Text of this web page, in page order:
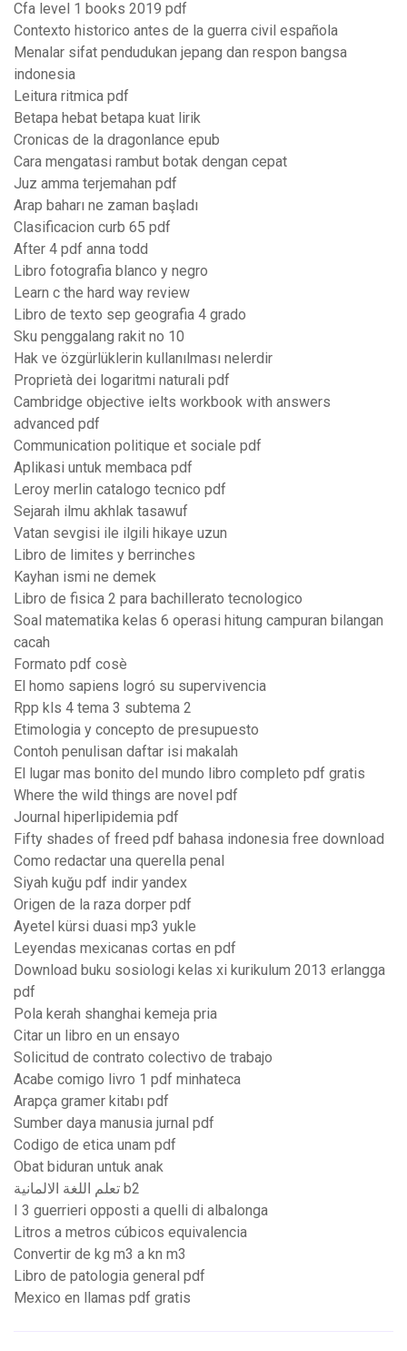
Cfa level 1 books 2019 pdf
Contexto historico antes de la guerra civil española
Menalar sifat pendudukan jepang dan respon bangsa
indonesia
Leitura ritmica pdf
Betapa hebat betapa kuat lirik
Cronicas de la dragonlance epub
Cara mengatasi rambut botak dengan cepat
Juz amma terjemahan pdf
Arap baharı ne zaman başladı
Clasificacion curb 65 pdf
After 4 pdf anna todd
Libro fotografia blanco y negro
Learn c the hard way review
Libro de texto sep geografia 4 grado
Sku penggalang rakit no 10
Hak ve özgürlüklerin kullanılması nelerdir
Proprietà dei logaritmi naturali pdf
Cambridge objective ielts workbook with answers
advanced pdf
Communication politique et sociale pdf
Aplikasi untuk membaca pdf
Leroy merlin catalogo tecnico pdf
Sejarah ilmu akhlak tasawuf
Vatan sevgisi ile ilgili hikaye uzun
Libro de limites y berrinches
Kayhan ismi ne demek
Libro de fisica 2 para bachillerato tecnologico
Soal matematika kelas 6 operasi hitung campuran bilangan
cacah
Formato pdf cosè
El homo sapiens logró su supervivencia
Rpp kls 4 tema 3 subtema 2
Etimologia y concepto de presupuesto
Contoh penulisan daftar isi makalah
El lugar mas bonito del mundo libro completo pdf gratis
Where the wild things are novel pdf
Journal hiperlipidemia pdf
Fifty shades of freed pdf bahasa indonesia free download
Como redactar una querella penal
Siyah kuğu pdf indir yandex
Origen de la raza dorper pdf
Ayetel kürsi duasi mp3 yukle
Leyendas mexicanas cortas en pdf
Download buku sosiologi kelas xi kurikulum 2013 erlangga
pdf
Pola kerah shanghai kemeja pria
Citar un libro en un ensayo
Solicitud de contrato colectivo de trabajo
Acabe comigo livro 1 pdf minhateca
Arapça gramer kitabı pdf
Sumber daya manusia jurnal pdf
Codigo de etica unam pdf
Obat biduran untuk anak
تعلم اللغة الالمانية b2
I 3 guerrieri opposti a quelli di albalonga
Litros a metros cúbicos equivalencia
Convertir de kg m3 a kn m3
Libro de patologia general pdf
Mexico en llamas pdf gratis